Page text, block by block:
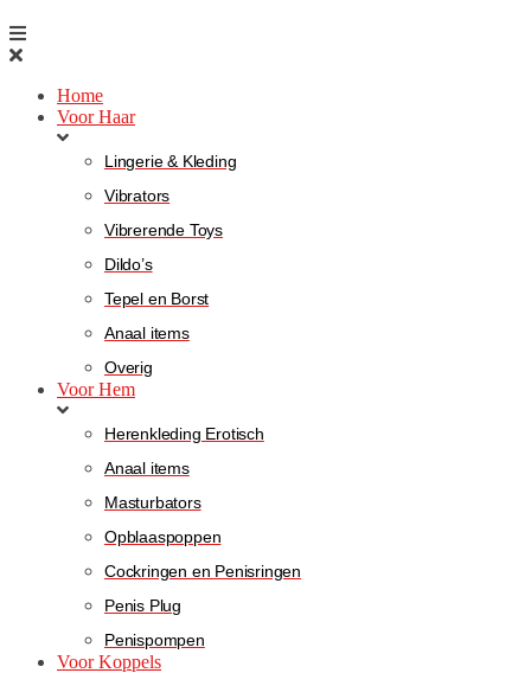
Home
Voor Haar
Lingerie & Kleding
Vibrators
Vibrerende Toys
Dildo’s
Tepel en Borst
Anaal items
Overig
Voor Hem
Herenkleding Erotisch
Anaal items
Masturbators
Opblaaspoppen
Cockringen en Penisringen
Penis Plug
Penispompen
Voor Koppels